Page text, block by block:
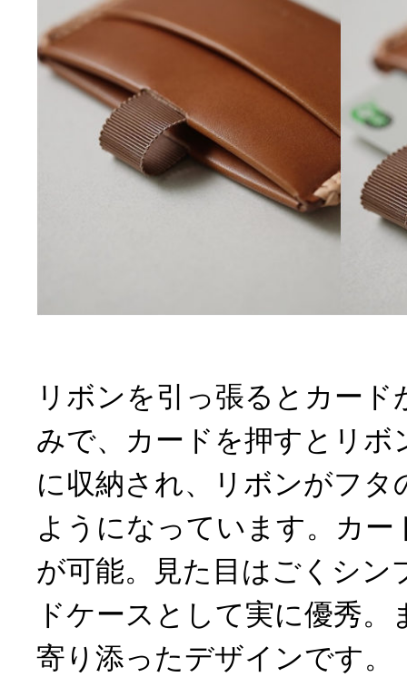
リボンを引っ張るとカード
みで、カードを押すとリボ
に収納され、リボンがフタ
ようになっています。カー
が可能。見た目はごくシン
ドケースとして実に優秀
寄り添ったデザインです。